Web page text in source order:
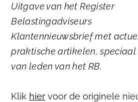
Uitgave van het Register
Belastingadviseurs
Klantennieuwsbrief met
praktische artikelen, speciaal
van leden van het RB.
Klik hier voor de originele